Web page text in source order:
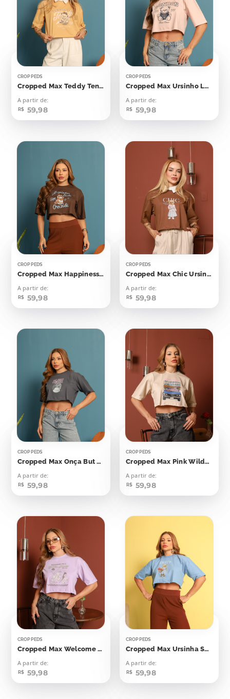
CROPPEDS
Cropped Max Teddy Tennis Club
A partir de:
R$ 59,98
CROPPEDS
Cropped Max Ursinho London
A partir de:
R$ 59,98
CROPPEDS
Cropped Max Happiness Tastes Like Chocolate
A partir de:
R$ 59,98
CROPPEDS
Cropped Max Chic Ursinha
A partir de:
R$ 59,98
CROPPEDS
Cropped Max Onça But First Coffee
A partir de:
R$ 59,98
CROPPEDS
Cropped Max Pink Wilderness
A partir de:
R$ 59,98
CROPPEDS
Cropped Max Welcome To A Batter Place
A partir de:
R$ 59,98
CROPPEDS
Cropped Max Ursinha Sweet Summer Time
A partir de:
R$ 59,98